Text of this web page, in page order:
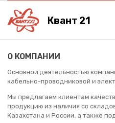
Квант 21
О КОМПАНИИ
Основной деятельностью
кабельно-проводниковой и
Мы предлагаем клиентам
продукцию из наличия со
Казахстана и России, а также